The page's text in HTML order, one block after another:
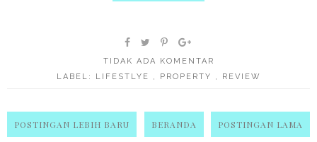
TIDAK ADA KOMENTAR
LABEL:
LIFESTLYE , PROPERTY , REVIEW
POSTINGAN LEBIH BARU POSTINGAN LAMA
BERANDA